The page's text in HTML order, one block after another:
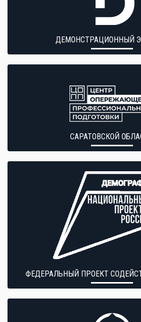
ДЕМОНСТРАЦИОННЫЙ
САРАТОВСКОЙ
ФЕДЕРАЛЬНЫЙ ПРОЕКТ